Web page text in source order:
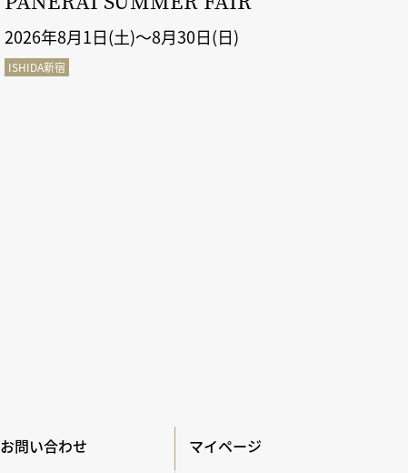
2026年8月1日(土)～8月30日(日)
ISHIDA新宿
お問い合わせ マイページ